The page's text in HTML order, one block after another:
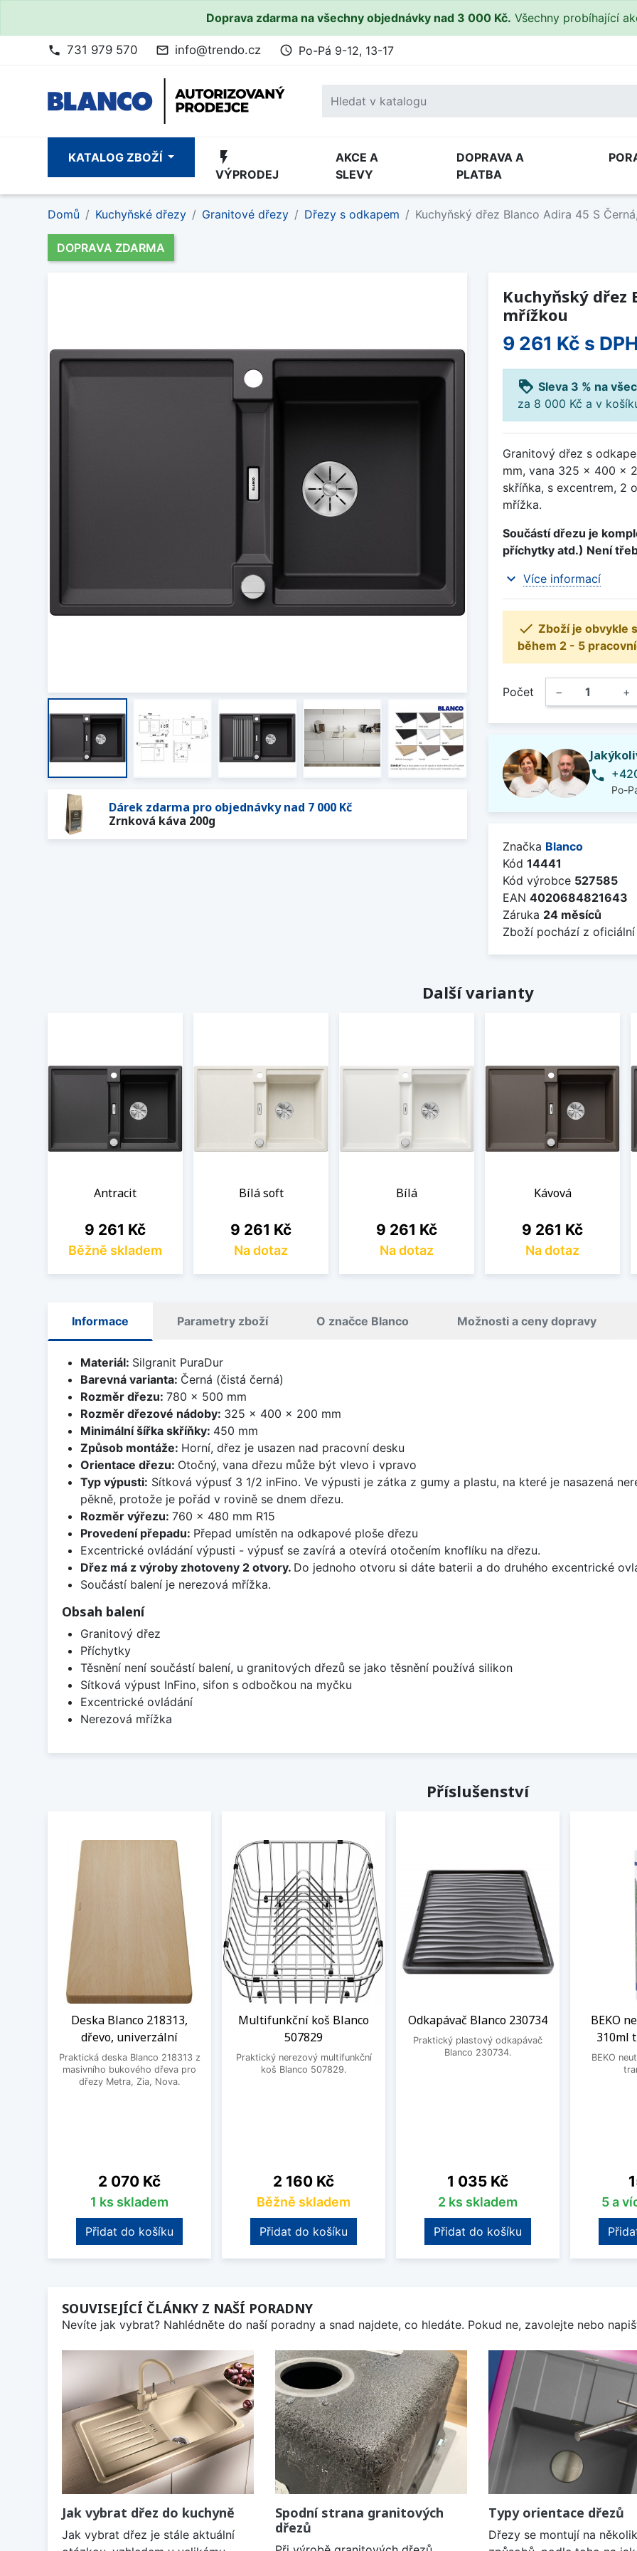
Doprava zdarma na všechny objednávky nad 3 000 Kč. Všechny probíhající
phone 731 979 570 mail_outline info@trendo.cz access_time Po-Pá 9-12, 13-17
KATALOG ZBOŽÍ flash_on
VÝPRODEJ
AKCE A
SLEVY
DOPRAVA A
PLATBA
Domů Kuchyňské dřezy Granitové dřezy Dřezy s odkapem Kuchyňský dřez Blanco Adira 45 S
DOPRAVA ZDARMA
Dárek zdarma pro objednávky nad 7 000 Kč
Zrnková káva 200g
Kuchyňský dřez
mřížkou
9 261 Kč s
loyalty Sleva 3 % na
za 8 000 Kč a v
Granitový dřez s
mm, vana 325 x 400 x
skříňka, s excentrem, 2
mřížka.
Součástí dřezu je
příchytky atd.) Není
expand_more Více informací
 Zboží je obvykle
během 2 - 5
Počet − +
phone
Po-
Značka Blanco
Kód 14441
Kód výrobce 527585
EAN 4020684821643
Záruka 24 měsíců
Zboží pochází z
Další varianty
Antracit
Cena
9 261 Kč
Běžně skladem
Bílá soft
Cena
9 261 Kč
Na dotaz
Bílá
Cena
9 261 Kč
Na dotaz
Kávová
Cena
9 261 Kč
Na dotaz
Informace Parametry zboží O značce Blanco Možnosti a ceny dopravy
Materiál: Silgranit PuraDur
Barevná varianta: Černá (čistá černá)
Rozměr dřezu: 780 x 500 mm
Rozměr dřezové nádoby: 325 x 400 x 200 mm
Minimální šířka skříňky: 450 mm
Způsob montáže: Horní, dřez je usazen nad pracovní desku
Orientace dřezu: Otočný, vana dřezu může být vlevo i vpravo
Typ výpusti: Sítková výpusť 3 1/2 inFino. Ve výpusti je zátka z gumy a plastu, na které je nasazená
pěkně, protože je pořád v rovině se dnem dřezu.
Rozměr výřezu: 760 x 480 mm R15
Provedení přepadu: Přepad umístěn na odkapové ploše dřezu
Excentrické ovládání výpusti - výpusť se zavírá a otevírá otočením knoflíku na dřezu.
Dřez má z výroby zhotoveny 2 otvory. Do jednoho otvoru si dáte baterii a do druhého excentrické
Součástí balení je nerezová mřížka.
Obsah balení
Granitový dřez
Příchytky
Těsnění není součástí balení, u granitových dřezů se jako těsnění používá silikon
Sítková výpust InFino, sifon s odbočkou na myčku
Excentrické ovládání
Nerezová mřížka
Příslušenství
Deska Blanco 218313,
dřevo, univerzální
Praktická deska Blanco 218313 z
masivního bukového dřeva pro
dřezy Metra, Zia, Nova.
Cena
2 070 Kč
1 ks skladem
Přidat do košíku
Multifunkční koš Blanco
507829
Praktický nerezový multifunkční
koš Blanco 507829.
Cena
2 160 Kč
Běžně skladem
Přidat do košíku
Odkapávač Blanco 230734
Praktický plastový odkapávač
Blanco 230734.
Cena
1 035 Kč
2 ks skladem
Přidat do košíku
BEKO
310ml
BEKO
5 a
SOUVISEJÍCÍ ČLÁNKY Z NAŠÍ PORADNY
Nevíte jak vybrat? Nahlédněte do naší poradny a snad najdete, co hledáte. Pokud ne, zavolejte nebo
Jak vybrat dřez do kuchyně
Jak vybrat dřez je stále aktuální
Spodní strana granitových
dřezů
Typy orientace dřezů
Dřezy se montují na několik